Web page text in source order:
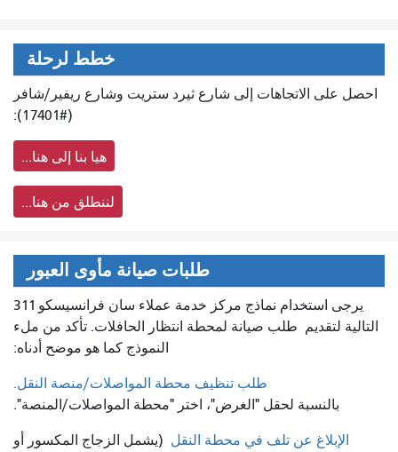
خطط لرحلة
احصل على الاتجاهات إلى شارع ثيرد ستريت وشارع ريفير/شافر
(#17401):
هيا بنا إلى هنا...
لننطلق من هنا...
طلبات صيانة مأوى العبور
يرجى استخدام نماذج مركز خدمة عملاء سان فرانسيسكو 311
التالية لتقديم طلب صيانة لمحطة انتظار الحافلات. تأكد من ملء
النموذج كما هو موضح أدناه:
طلب تنظيف محطة المواصلات/منصة النقل.
بالنسبة لحقل "الغرض"، اختر "محطة المواصلات/المنصة".
الإبلاغ عن تلف في محطة النقل (يشمل الزجاج المكسور أو